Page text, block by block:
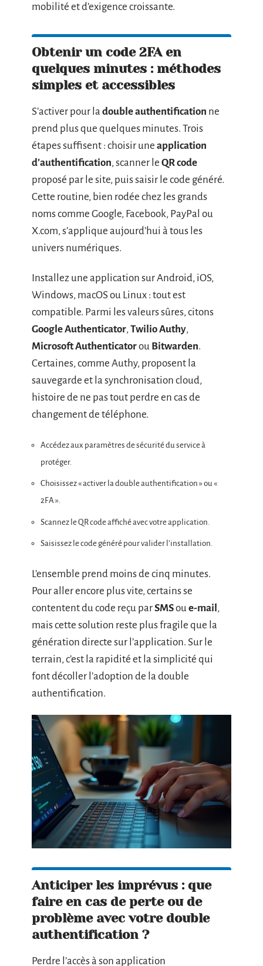
mobilité et d’exigence croissante.
Obtenir un code 2FA en
quelques minutes : méthodes
simples et accessibles
S’activer pour la double authentification ne
prend plus que quelques minutes. Trois
étapes suffisent : choisir une application
d’authentification, scanner le QR code
proposé par le site, puis saisir le code généré.
Cette routine, bien rodée chez les grands
noms comme Google, Facebook, PayPal ou
X.com, s’applique aujourd’hui à tous les
univers numériques.
Installez une application sur Android, iOS,
Windows, macOS ou Linux : tout est
compatible. Parmi les valeurs sûres, citons
Google Authenticator,Twilio Authy,
Microsoft Authenticatorou Bitwarden.
Certaines, comme Authy, proposent la
sauvegarde et la synchronisation cloud,
histoire de ne pas tout perdre en cas de
changement de téléphone.
Accédez aux paramètres de sécurité du service à
protéger.
Choisissez « activer la double authentification » ou «
2FA ».
Scannez le QR code affiché avec votre application.
Saisissez le code généré pour valider l’installation.
L’ensemble prend moins de cinq minutes.
Pour aller encore plus vite, certains se
contentent du code reçu parSMSou e-mail,
mais cette solution reste plus fragile que la
génération directe sur l’application. Sur le
terrain, c’est la rapidité et la simplicité qui
font décoller l’adoption de la double
authentification.
Anticiper les imprévus : que
faire en cas de perte ou de
problème avec votre double
authentification ?
Perdre l’accès à son application